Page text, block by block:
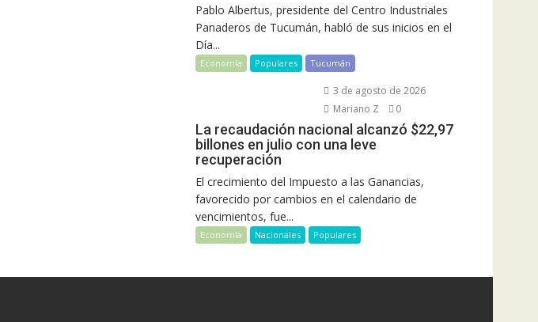
Pablo Albertus, presidente del Centro Industriales
Panaderos de Tucumán, habló de sus inicios en el
Día...
Economía Populares Tucumán
3 de agosto de 2026
Mariano Z
0
La recaudación nacional alcanzó $22,97
billones en julio con una leve
recuperación
El crecimiento del Impuesto a las Ganancias,
favorecido por cambios en el calendario de
vencimientos, fue...
Economía Nacionales Populares